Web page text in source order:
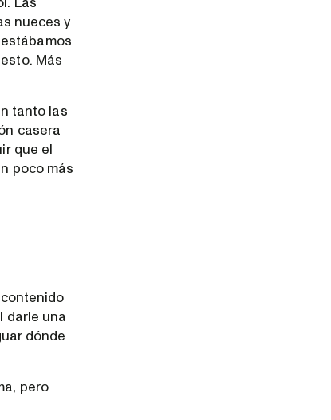
nueces y
Más
tanto las
casera
que el
poco más
darle una
dónde
pero